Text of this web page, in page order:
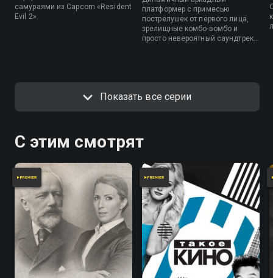
самураями из Capcom «Resident
Evil 2».
платформер с примесью
пострелушек от первого лица,
зрелищные комбо-вомбо и
просто невероятный саундтрек,
Показать все серии
С этим смотрят